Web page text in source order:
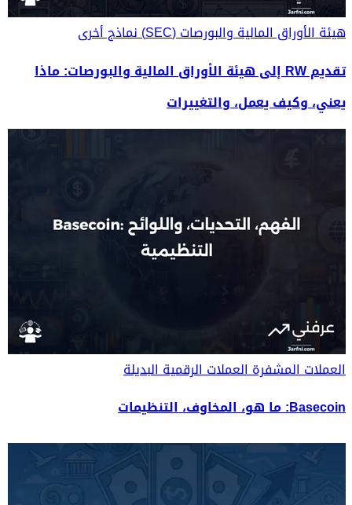
هيئة الأوراق المالية والبورصات (SEC)
نماذج أخرى
تقديم RW إلى هيئة الأوراق المالية والبورصات: ماذا
يعني، وكيف يعمل، والتغييرات
العملات المشفرةالعملات الرقمية البديلة
Basecoin: ما هو، المخاوف، التنظيمات